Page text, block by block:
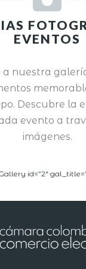
EVENTOS
a nuestra
Descubre la
evento a
imágenes.
id=”2″